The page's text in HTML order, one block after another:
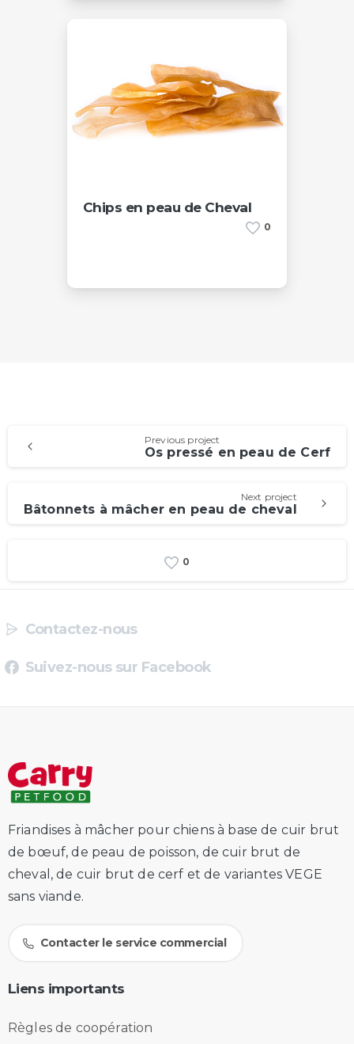
Chips en peau de Cheval
0
Previous project
Os pressé en peau de Cerf
Next project
Bâtonnets à mâcher en peau de cheval
0
Contactez-nous
Suivez-nous sur Facebook
Friandises à mâcher pour chiens à base de cuir brut
de bœuf, de peau de poisson, de cuir brut de
cheval, de cuir brut de cerf et de variantes VEGE
sans viande.
Contacter le service commercial
Liens importants
Règles de coopération